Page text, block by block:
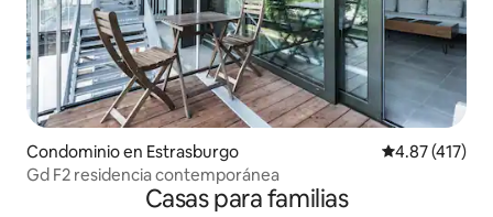
Condominio en Estrasburgo Calificación
4.87 (417)
Gd F2 residencia contemporánea
Casas para familias